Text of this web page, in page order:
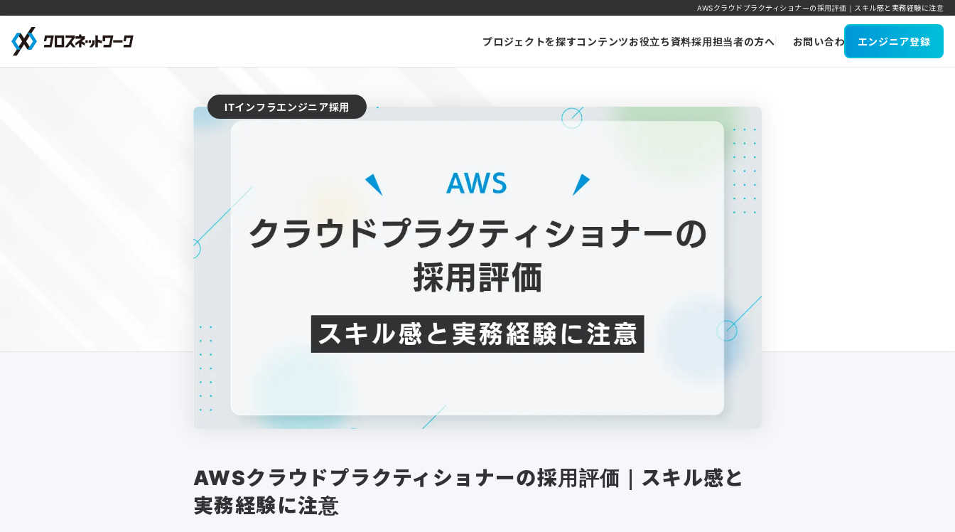
AWSクラウドプラクティショナーの採用評価｜スキル感と実務経験に注意
プロジェクトを探すコンテンツお役立ち資料採用担当者の方へ お問い合わせ エンジニア登録
ITインフラエンジニア採用
AWSクラウドプラクティショナーの採用評価｜スキル感と
実務経験に注意